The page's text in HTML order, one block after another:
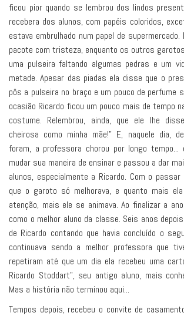
ficou pior quando se lembrou dos lindos
recebera dos alunos, com papéis coloridos,
estava embrulhado num papel de supermercado.
pacote com tristeza, enquanto os outros
uma pulseira faltando algumas pedras e um
metade. Apesar das piadas ela disse que o
pôs a pulseira no braço e um pouco de perfume
ocasião Ricardo ficou um pouco mais de tempo
costume. Relembrou, ainda, que ele lhe
cheirosa como minha mãe!” E, naquele dia,
foram, a professora chorou por longo tempo...
mudar sua maneira de ensinar e passou a dar
alunos, especialmente a Ricardo. Com o
que o garoto só melhorava, e quanto mais
atenção, mais ele se animava. Ao finalizar a
como o melhor aluno da classe. Seis anos
de Ricardo contando que havia concluído o
continuava sendo a melhor professora que
repetiram até que um dia ela recebeu uma
Ricardo Stoddart”, seu antigo aluno, mais
Mas a história não terminou aqui...
Tempos depois, recebeu o convite de